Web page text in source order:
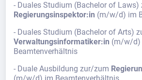
- Duales Studium (Bachelor of Laws)
Regierungsinspektor:in (m/w/d) im
- Duales Studium (Bachelor of Arts)
Verwaltungsinformatiker:in (m/w/d)
Beamtenverhältnis
- Duale Ausbildung zur/zum